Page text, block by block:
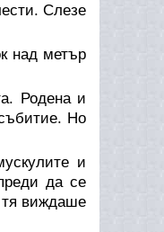
Слезе
над метър
Родена и
Но
и
да се
тя виждаше